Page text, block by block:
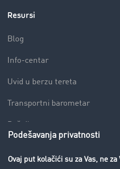
Resursi
Blog
Info-centar
Uvid u berzu tereta
Transportni barometar